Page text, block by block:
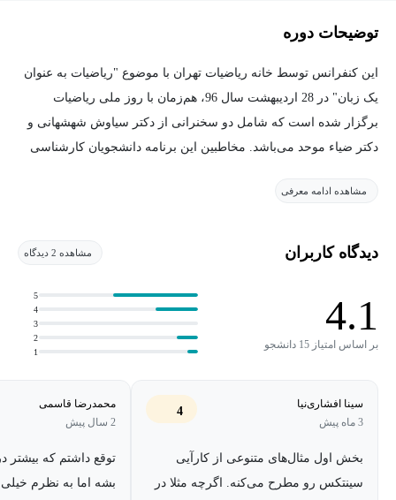
توضیحات دوره
این کنفرانس توسط خانه ریاضیات تهران با موضوع "ریاضیات به عنوان
یک زبان" در 28 اردیبهشت سال 96، هم‌زمان با روز ملی ریاضیات
برگزار شده است که شامل دو سخنرانی از دکتر سیاوش شهشهانی و
دکتر ضیاء موحد می‌باشد. مخاطبین این برنامه دانشجویان کارشناسی
مشاهده ادامه معرفی
دیدگاه کاربران مشاهده 2 دیدگاه
4.1
بر اساس امتیاز 15 دانشجو
1
2
3
4
5
سینا افشاری‌نیا
3 ماه پیش
4
بخش اول مثال‌های متنوعی از کارآیی
سینتکس رو مطرح می‌کنه. اگرچه مثلا در
محمدرضا قاسمی
2 سال پیش
توقع داشتم که بیشتر
بشه اما به نظرم